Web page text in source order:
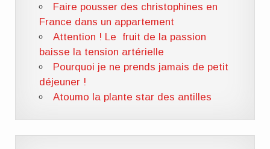
Faire pousser des christophines en
France dans un appartement
Attention ! Le fruit de la passion
baisse la tension artérielle
Pourquoi je ne prends jamais de petit
déjeuner !
Atoumo la plante star des antilles